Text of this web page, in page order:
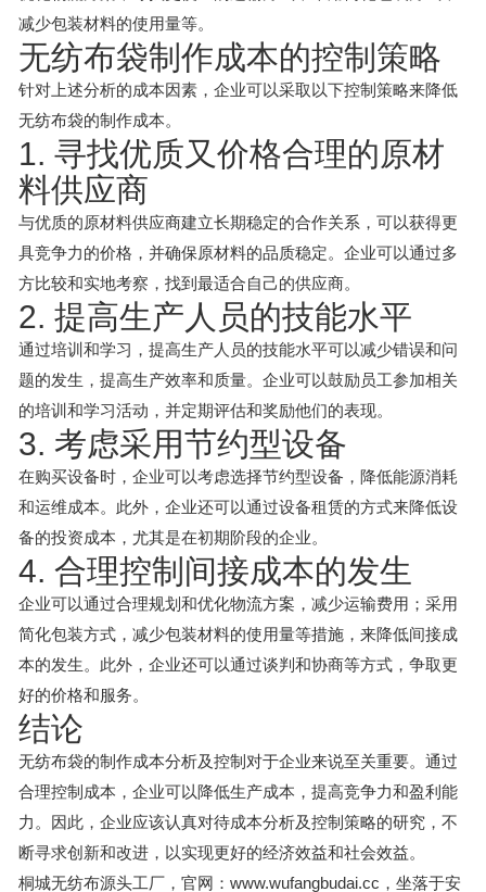
减少包装材料的使用量等。
无纺布袋制作成本的控制策略
针对上述分析的成本因素，企业可以采取以下控制策略来降低
无纺布袋的制作成本。
1. 寻找优质又价格合理的原材
料供应商
与优质的原材料供应商建立长期稳定的合作关系，可以获得更
具竞争力的价格，并确保原材料的品质稳定。企业可以通过多
方比较和实地考察，找到最适合自己的供应商。
2. 提高生产人员的技能水平
通过培训和学习，提高生产人员的技能水平可以减少错误和问
题的发生，提高生产效率和质量。企业可以鼓励员工参加相关
的培训和学习活动，并定期评估和奖励他们的表现。
3. 考虑采用节约型设备
在购买设备时，企业可以考虑选择节约型设备，降低能源消耗
和运维成本。此外，企业还可以通过设备租赁的方式来降低设
备的投资成本，尤其是在初期阶段的企业。
4. 合理控制间接成本的发生
企业可以通过合理规划和优化物流方案，减少运输费用；采用
简化包装方式，减少包装材料的使用量等措施，来降低间接成
本的发生。此外，企业还可以通过谈判和协商等方式，争取更
好的价格和服务。
结论
无纺布袋的制作成本分析及控制对于企业来说至关重要。通过
合理控制成本，企业可以降低生产成本，提高竞争力和盈利能
力。因此，企业应该认真对待成本分析及控制策略的研究，不
断寻求创新和改进，以实现更好的经济效益和社会效益。
桐城无纺布源头工厂，官网：www.wufangbudai.cc，坐落于安